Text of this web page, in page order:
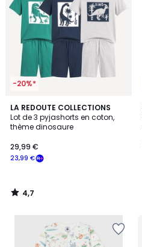
-20%*
LA REDOUTE COLLECTIONS
Lot de 3 pyjashorts en coton,
thème dinosaure
23,99 €
29,99 €
4,7
/ 5
4,7
/